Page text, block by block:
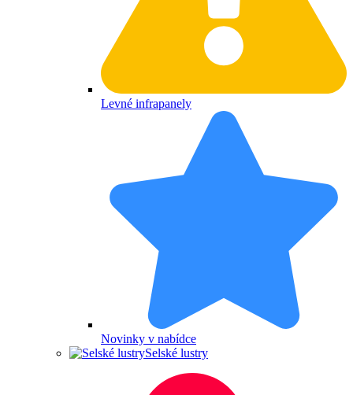
Levné infrapanely
Novinky v nabídce
Selské lustry